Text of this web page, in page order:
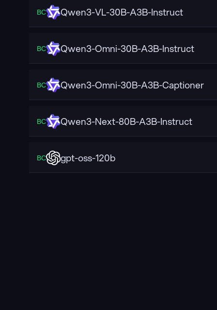
ВС Qwen3-VL-30B-A3B-Instruct
ВС Qwen3-Omni-30B-A3B-Instruct
ВС Qwen3-Omni-30B-A3B-Captioner
ВС Qwen3-Next-80B-A3B-Instruct
ВС gpt-oss-120b